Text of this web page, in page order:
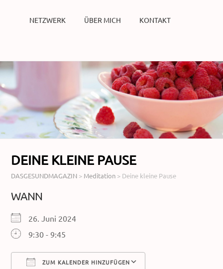
NETZWERK ÜBER MICH KONTAKT
DEINE KLEINE PAUSE
DASGESUNDMAGAZIN > Meditation > Deine kleine Pause
WANN
26. Juni 2024
9:30 - 9:45
ZUM KALENDER HINZUFÜGEN